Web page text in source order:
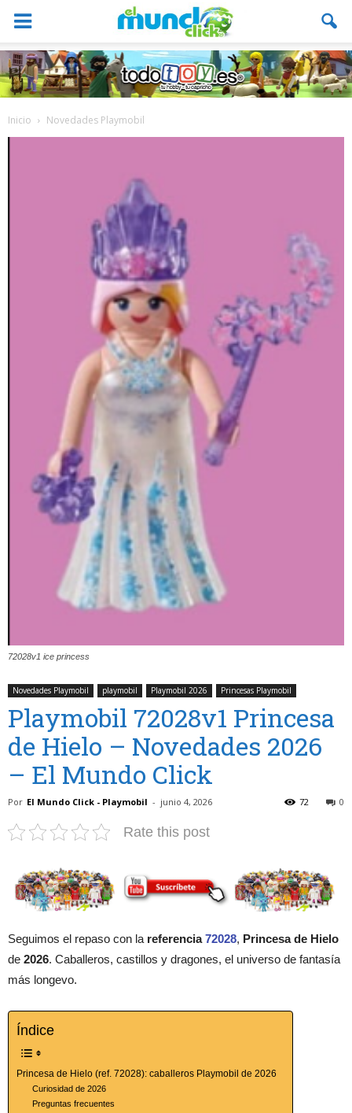
Inicio Novedades Playmobil
72028v1 ice princess
Novedades Playmobil playmobil Playmobil 2026 Princesas Playmobil
Playmobil 72028v1 Princesa
de Hielo – Novedades 2026
– El Mundo Click
Por El Mundo Click - Playmobil - junio 4, 2026 0
72
Rate this post
Seguimos el repaso con la referencia72028, Princesa de Hielo
de 2026. Caballeros, castillos y dragones, el universo de fantasía
más longevo.
Índice
Princesa de Hielo (ref. 72028): caballeros Playmobil de 2026
Curiosidad de 2026
Preguntas frecuentes